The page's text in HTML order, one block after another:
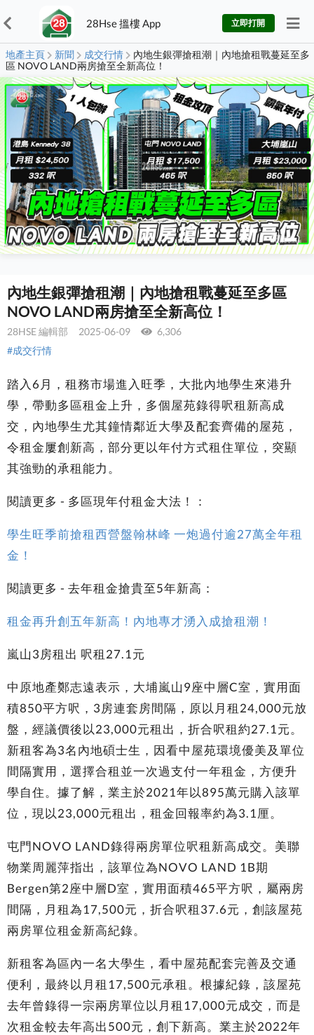
28Hse 搵樓 App 立即打開
地產主頁 新聞 成交行情
內地生銀彈搶租潮｜內地搶租戰蔓延至多
區 NOVO LAND兩房搶至全新高位！
內地生銀彈搶租潮｜內地搶租戰蔓延至多區
NOVO LAND兩房搶至全新高位！
28HSE 編輯部 2025-06-09
6,306
#成交行情
踏入6月，租務市場進入旺季，大批內地學生來港升
學，帶動多區租金上升，多個屋苑錄得呎租新高成
交，內地學生尤其鐘情鄰近大學及配套齊備的屋苑，
令租金屢創新高，部分更以年付方式租住單位，突顯
其強勁的承租能力。
閱讀更多 - 多區現年付租金大法！：
學生旺季前搶租西營盤翰林峰 一炮過付逾27萬全年租
金！
閱讀更多 - 去年租金搶貴至5年新高：
租金再升創五年新高！內地專才湧入成搶租潮！
嵐山3房租出 呎租27.1元
中原地產鄭志遠表示，大埔嵐山9座中層C室，實用面
積850平方呎，3房連套房間隔，原以月租24,000元放
盤，經議價後以23,000元租出，折合呎租約27.1元。
新租客為3名內地碩士生，因看中屋苑環境優美及單位
間隔實用，選擇合租並一次過支付一年租金，方便升
學自住。據了解，業主於2021年以895萬元購入該單
位，現以23,000元租出，租金回報率約為3.1厘。
屯門NOVO LAND錄得兩房單位呎租新高成交。美聯
物業周麗萍指出，該單位為NOVO LAND 1B期
Bergen第2座中層D室，實用面積465平方呎，屬兩房
間隔，月租為17,500元，折合呎租37.6元，創該屋苑
兩房單位租金新高紀錄。
新租客為區內一名大學生，看中屋苑配套完善及交通
便利，最終以月租17,500元承租。根據紀錄，該屋苑
去年曾錄得一宗兩房單位以月租17,000元成交，而是
次租金較去年高出500元，創下新高。業主於2022年